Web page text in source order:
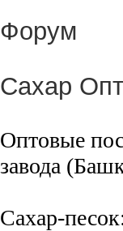
Форум
Сахар
Оптовые
завода
Сахар-